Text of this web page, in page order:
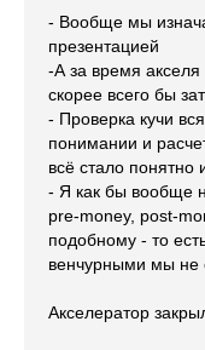
- Вообще мы
презентацией
-А за время акселя
скорее всего бы
- Проверка кучи
понимании и
всё стало понятно
- Я как бы вообще
pre-money, post-
подобному - то
венчурными мы не
Акселератор